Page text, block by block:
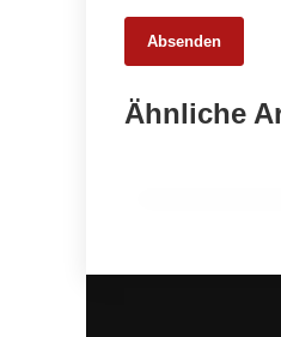
Absenden
Ähnliche
65 Millionen